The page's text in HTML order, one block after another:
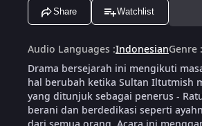
Share Watchlist
Audio Languages :IndonesianGenre :
Drama bersejarah ini mengikuti
hal berubah ketika Sultan Iltutmish
yang ditunjuk sebagai penerus -
berani dan berdedikasi seperti